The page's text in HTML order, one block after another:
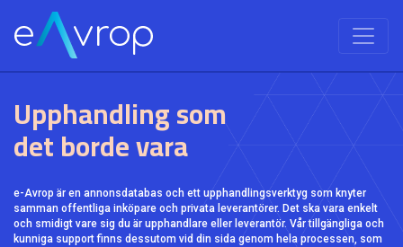
Upphandling som
det borde vara
e-Avrop är en annonsdatabas och ett upphandlingsverktyg som knyter
samman offentliga inköpare och privata leverantörer. Det ska vara enkelt
och smidigt vare sig du är upphandlare eller leverantör. Vår tillgängliga och
kunniga support finns dessutom vid din sida genom hela processen, som